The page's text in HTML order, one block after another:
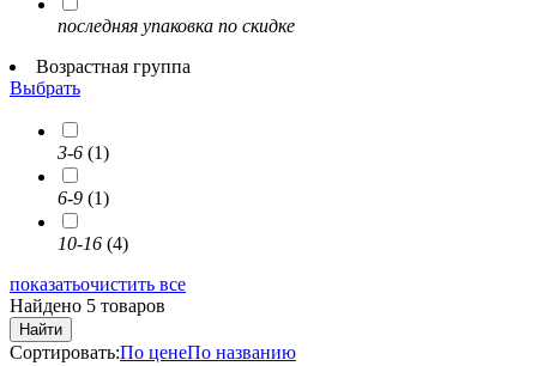
последняя упаковка по скидке
Возрастная группа
Выбрать
3-6 (1)
6-9 (1)
10-16 (4)
показатьочистить все
Найдено 5 товаров
Найти
Сортировать:По ценеПо названию